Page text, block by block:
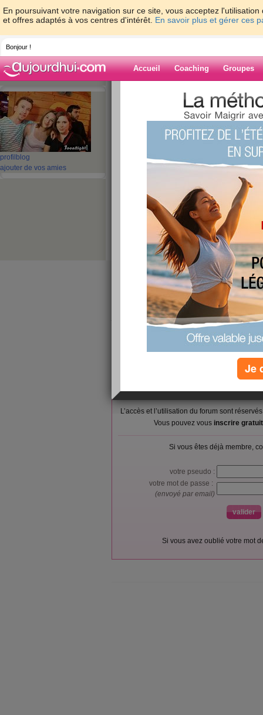
En poursuivant votre navigation sur ce site, vous acceptez
et offres adaptés à vos centres d'intérêt. En savoir plus et gérer ces
Bonjour !
Accueil Coaching Groupes
profil blog
ajouter de vos amies
> > en
Blog de
en pleine forme
coucou les filles
bon ben la petite a été adorable ce
paquet pour pimenter un peu mon couple, un
mal,des bougies pour l'ambiance, un masque
drole de surprise ce soir mon bonhomme!
sinon cet aprém je suis allée faire des
c('est bien passé on s'est arreter prendre une
midi poulet chez ma mére donc voilou!
jvous raconterai comment s'est passé ma
L’accès et l’utilisation du forum sont
Vous pouvez vous inscrire
Si vous êtes déjà membre,
votre pseudo :
votre mot de passe :
(envoyé par email)
Si vous avez oublié votre mot
Je